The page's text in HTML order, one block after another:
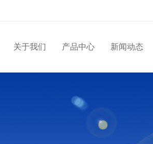
关于我们 产品中心 新闻动态